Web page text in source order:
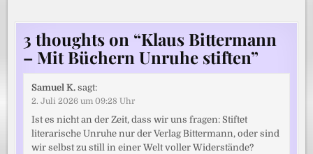
3 thoughts on “Klaus Bittermann
– Mit Büchern Unruhe stiften”
Samuel K. sagt:
2. Juli 2026 um 09:28 Uhr
Ist es nicht an der Zeit, dass wir uns fragen: Stiftet
literarische Unruhe nur der Verlag Bittermann, oder sind
wir selbst zu still in einer Welt voller Widerstände?